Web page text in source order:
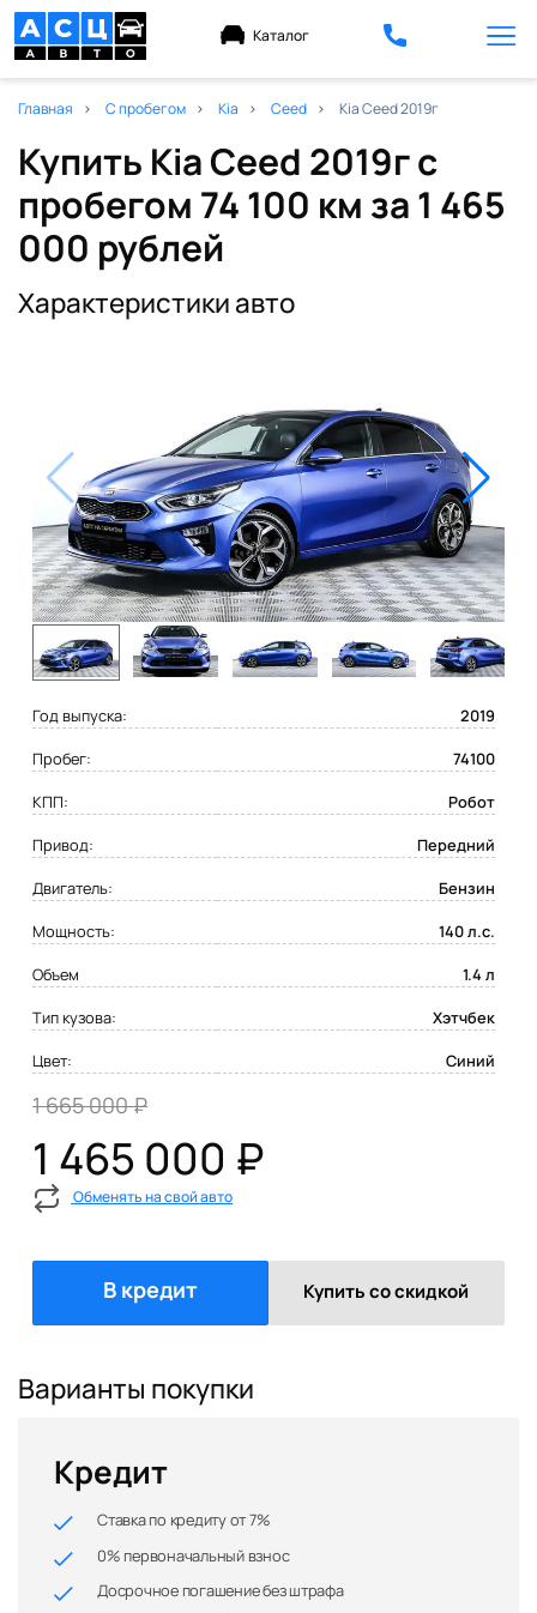
Каталог
Главная С пробегом Kia Ceed Kia Ceed 2019г
Купить Kia Ceed 2019г с
пробегом 74 100 км за 1 465
000 рублей
Характеристики авто
Год выпуска:
2019
Пробег:
74100
КПП:
Робот
Привод:
Передний
Двигатель:
Бензин
Мощность:
140 л.с.
Объем
1.4 л
Тип кузова:
Хэтчбек
Цвет:
Синий
1 665 000 ₽
1 465 000 ₽
Обменять на свой авто
В кредит Купить со скидкой
Варианты покупки
Кредит
Ставка по кредиту от 7%
0% первоначальный взнос
Досрочное погашение без штрафа